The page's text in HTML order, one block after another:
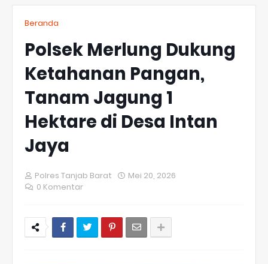
Beranda
Polsek Merlung Dukung
Ketahanan Pangan,
Tanam Jagung 1
Hektare di Desa Intan
Jaya
Polres Tanjab Barat
Mei 20, 2026
0 Komentar